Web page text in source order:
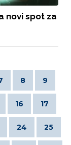
novi spot za
8 9
16 17
24 25